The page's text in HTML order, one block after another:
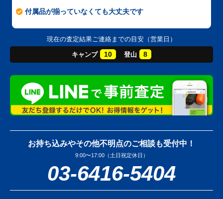
付属品が揃っていなくても大丈夫です
現在の査定結果ご連絡までの目安（営業日）
キャンプ 10 登山 8
お持ち込みやその他不明点のご相談も受付中！
9:00〜17:00（土日祝定休日）
03-6416-5404